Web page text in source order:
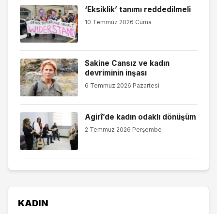
‘Eksiklik’ tanımı reddedilmeli
10 Temmuz 2026 Cuma
Sakine Cansız ve kadın
devriminin inşası
6 Temmuz 2026 Pazartesi
Agirî’de kadın odaklı dönüşüm
2 Temmuz 2026 Perşembe
KADIN